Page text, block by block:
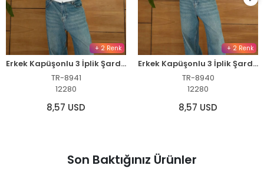
+ 2 Renk
Erkek Kapüşonlu 3 İplik Şardonlu Önü Baskılı Fermuarlı Oversize Sweatshirt - Beyaz
TR-8941
12280
8,57 USD
+ 2 Renk
Erkek Kapüşonlu 3 İplik Şardonlu Önü Baskılı Fermuarlı Oversize Sweatshirt - Siyah
TR-8940
12280
8,57 USD
Son Baktığınız Ürünler